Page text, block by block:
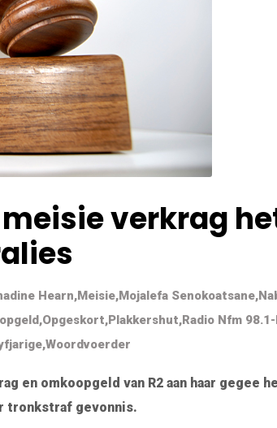
verkrag
Hearn,Meisie,Mojalefa Senokoatsane,
,Opgeskort,Plakkershut,Radio Nfm
,Woordvoerder
en omkoopgeld van R2 aan haar gegee
tronkstraf gevonnis.